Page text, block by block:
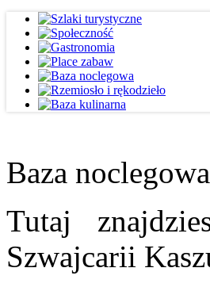
Baza noclegowa
Tutaj
Szwajcarii